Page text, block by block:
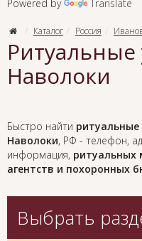
Powered by Translate
Каталог Россия
Ритуальные
Наволоки
Быстро найти ритуальные
Наволоки, РФ - телефон,
информация, ритуальных
агентств и похоронных
Выбрать